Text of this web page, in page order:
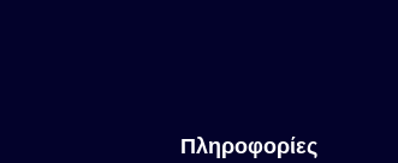
Πληροφορίες